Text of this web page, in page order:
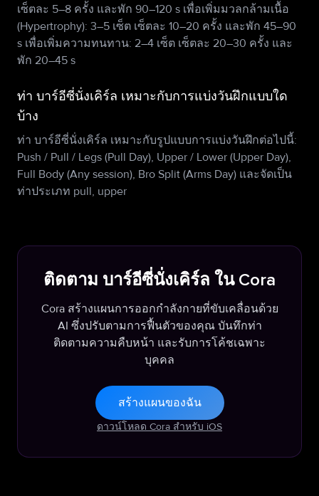
เซ็ตละ 5–8 ครั้ง และพัก 90–120 s เพื่อเพิ่มมวลกล้ามเนื้อ
(Hypertrophy): 3–5 เซ็ต เซ็ตละ 10–20 ครั้ง และพัก 45–90
s เพื่อเพิ่มความทนทาน: 2–4 เซ็ต เซ็ตละ 20–30 ครั้ง และ
พัก 20–45 s
ท่า บาร์อีซี่นั่งเคิร์ล เหมาะกับการแบ่งวันฝึกแบบใด
บ้าง
ท่า บาร์อีซี่นั่งเคิร์ล เหมาะกับรูปแบบการแบ่งวันฝึกต่อไปนี้:
Push / Pull / Legs (Pull Day), Upper / Lower (Upper Day),
Full Body (Any session), Bro Split (Arms Day) และจัดเป็น
ท่าประเภท pull, upper
ติดตาม บาร์อีซี่นั่งเคิร์ล ใน Cora
Cora สร้างแผนการออกกำลังกายที่ขับเคลื่อนด้วย
AI ซึ่งปรับตามการฟื้นตัวของคุณ บันทึกท่า
ติดตามความคืบหน้า และรับการโค้ชเฉพาะ
บุคคล
สร้างแผนของฉัน
ดาวน์โหลด Cora สำหรับ iOS